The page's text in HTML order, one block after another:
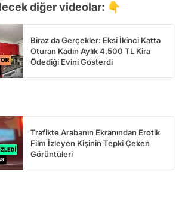
diğer videolar: 👇
Biraz da Gerçekler: Eksi İkinci Katta
Oturan Kadın Aylık 4.500 TL Kira
Ödediği Evini Gösterdi
Trafikte Arabanın Ekranından Erotik
Film İzleyen Kişinin Tepki Çeken
Görüntüleri